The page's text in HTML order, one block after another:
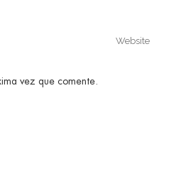
vez que comente.